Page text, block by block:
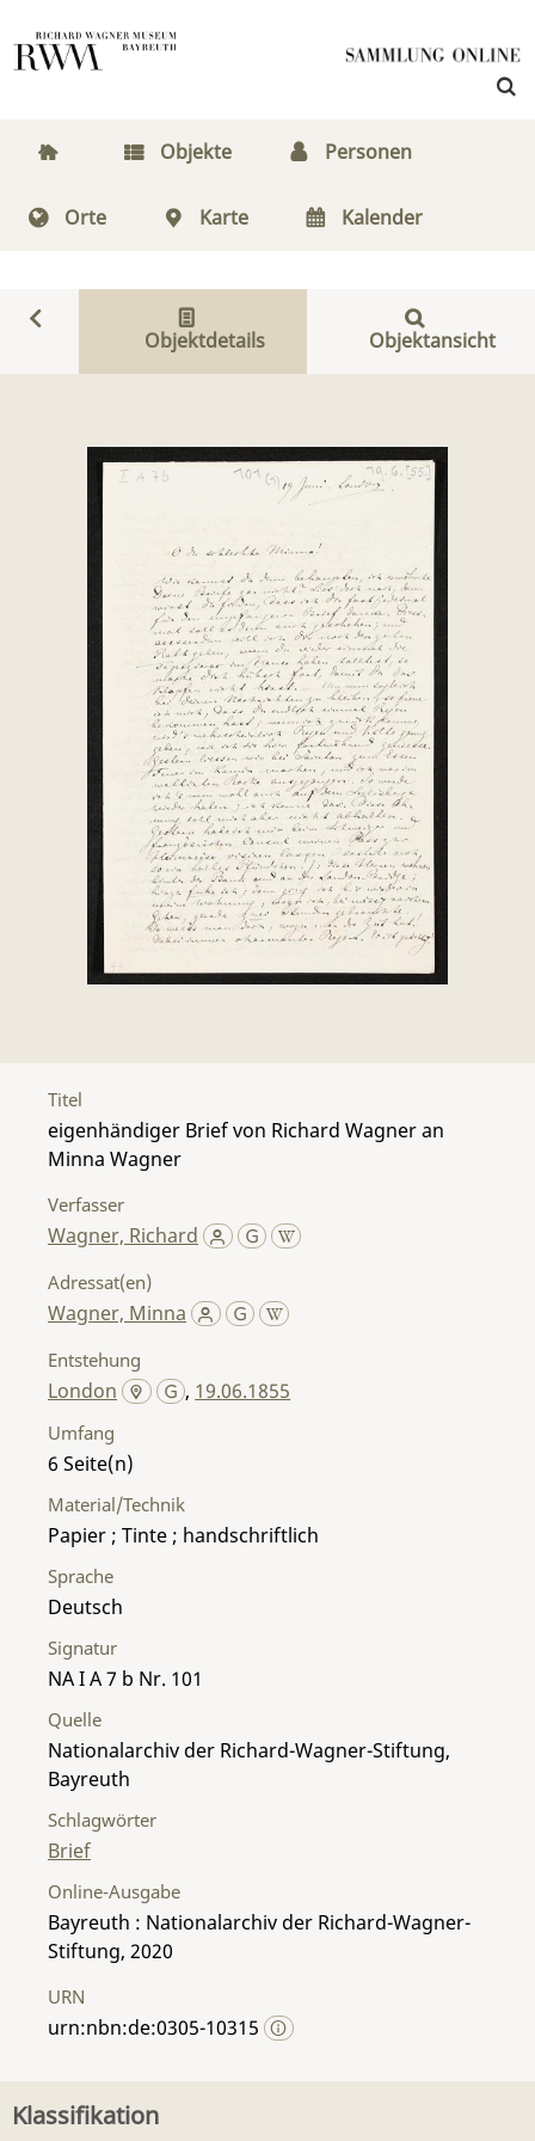
Objekte Personen
Orte Karte Kalender
Objektdetails Objektansicht
Titel
eigenhändiger Brief von Richard Wagner an
Minna Wagner
Verfasser
Wagner, Richard
Adressat(en)
Wagner, Minna
Entstehung
London , 19.06.1855
Umfang
6
Material/Technik
Papier ; Tinte ; handschriftlich
Sprache
Deutsch
Signatur
NA I A 7 b Nr. 101
Quelle
Nationalarchiv der Richard-Wagner-Stiftung,
Bayreuth
Schlagwörter
Brief
Online-Ausgabe
Bayreuth : Nationalarchiv der Richard-Wagner-
Stiftung, 2020
URN
urn:nbn:de:0305-10315
Klassifikation